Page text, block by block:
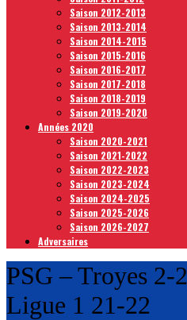
Saison 2012-2013
Saison 2013-2014
Saison 2014-2015
Saison 2015-2016
Saison 2016-2017
Saison 2017-2018
Saison 2018-2019
Saison 2019-2020
Années 2020
Saison 2020-2021
Saison 2021-2022
Saison 2022-2023
Saison 2023-2024
Saison 2024-2025
Saison 2025-2026
Saison 2026-2027
Adversaires
PSG – Troyes 2-
Ligue 1 21-22